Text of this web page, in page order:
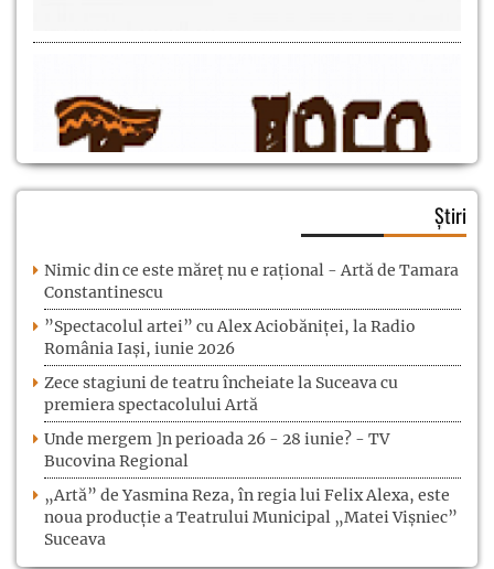
Știri
Nimic din ce este măreț nu e rațional - Artă de Tamara
Constantinescu
”Spectacolul artei” cu Alex Aciobăniței, la Radio
România Iași, iunie 2026
Zece stagiuni de teatru încheiate la Suceava cu
premiera spectacolului Artă
Unde mergem ]n perioada 26 - 28 iunie? - TV
Bucovina Regional
„Artă” de Yasmina Reza, în regia lui Felix Alexa, este
noua producție a Teatrului Municipal „Matei Vișniec”
Suceava